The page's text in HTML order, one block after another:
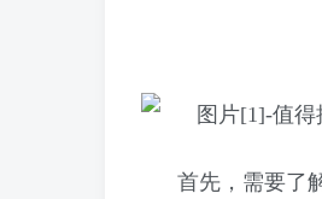
首先，需要了